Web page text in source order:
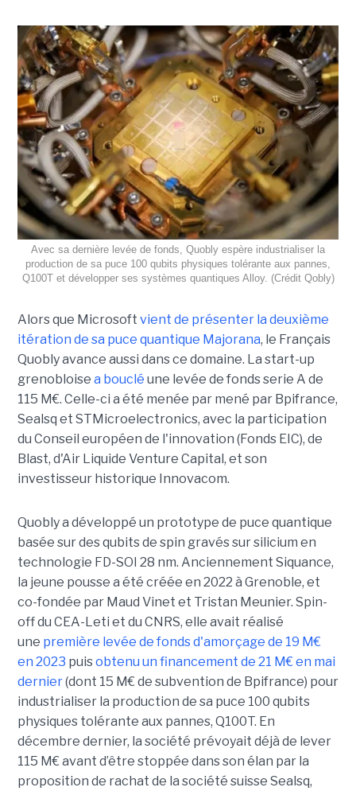
Avec sa dernière levée de fonds, Quobly espère industrialiser la
production de sa puce 100 qubits physiques tolérante aux pannes,
Q100T et développer ses systèmes quantiques Alloy. (Crédit Qobly)
Alors que Microsoft vient de présenter la deuxième
itération de sa puce quantique Majorana, le Français
Quobly avance aussi dans ce domaine. La start-up
grenobloise a bouclé une levée de fonds serie A de
115 M€. Celle-ci a été menée par mené par Bpifrance,
Sealsq et STMicroelectronics, avec la participation
du Conseil européen de l'innovation (Fonds EIC), de
Blast, d'Air Liquide Venture Capital, et son
investisseur historique Innovacom.
Quobly a développé un prototype de puce quantique
basée sur des qubits de spin gravés sur silicium en
technologie FD-SOI 28 nm. Anciennement Siquance,
la jeune pousse a été créée en 2022 à Grenoble, et
co-fondée par Maud Vinet et Tristan Meunier. Spin-
off du CEA-Leti et du CNRS, elle avait réalisé
une première levée de fonds d'amorçage de 19 M€
en 2023 puisobtenu un financement de 21 M€ en mai
dernier(dont 15 M€ de subvention de Bpifrance) pour
industrialiser la production de sa puce 100 qubits
physiques tolérante aux pannes, Q100T. En
décembre dernier, la société prévoyait déjà de lever
115 M€ avant d’être stoppée dans son élan par la
proposition de rachat de la société suisse Sealsq,